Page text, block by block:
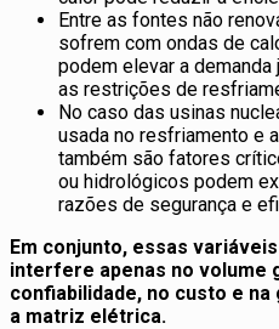
Entre as fontes não
sofrem com ondas de
podem elevar a
as restrições de
No caso das usinas
usada no resfriamento e
também são fatores
ou hidrológicos podem
razões de segurança e
Em conjunto, essas
interfere apenas no volume
confiabilidade, no custo e
a matriz elétrica.